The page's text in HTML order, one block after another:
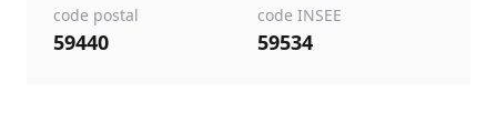
code postal
59440
code INSEE
59534